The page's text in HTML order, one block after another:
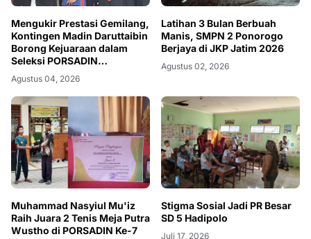
Mengukir Prestasi Gemilang,
Kontingen Madin Daruttaibin
Borong Kejuaraan dalam
Seleksi PORSADIN
Kecamatan Campurdarat
2026
Agustus 04, 2026
Latihan 3 Bulan Berbuah
Manis, SMPN 2 Ponorogo
Berjaya di JKP Jatim 2026
Agustus 02, 2026
Muhammad Nasyiul Mu'iz
Raih Juara 2 Tenis Meja Putra
Wustho di PORSADIN Ke-7
‎Stigma Sosial Jadi PR Besar
SD 5 Hadipolo
Juli 17, 2026